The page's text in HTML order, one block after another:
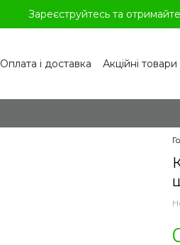
Зареєструйтесь та
Оплата і доставка Акційні товари